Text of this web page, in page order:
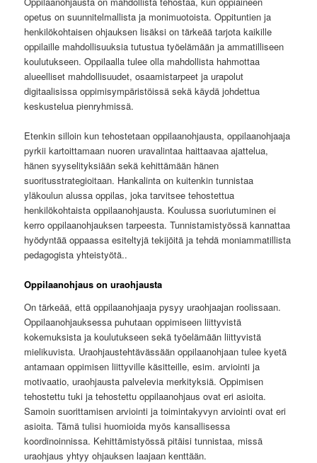
opetus on suunnitelmallista ja monimuotoista. Oppituntien ja
henkilökohtaisen ohjauksen lisäksi on tärkeää tarjota kaikille
oppilaille mahdollisuuksia tutustua työelämään ja ammatilliseen
koulutukseen. Oppilaalla tulee olla mahdollista hahmottaa
alueelliset mahdollisuudet, osaamistarpeet ja urapolut
digitaalisissa oppimisympäristöissä sekä käydä johdettua
keskustelua pienryhmissä.
Etenkin silloin kun tehostetaan oppilaanohjausta, oppilaanohjaaja
pyrkii kartoittamaan nuoren uravalintaa haittaavaa ajattelua,
hänen syyselityksiään sekä kehittämään hänen
suoritusstrategioitaan. Hankalinta on kuitenkin tunnistaa
yläkoulun alussa oppilas, joka tarvitsee tehostettua
henkilökohtaista oppilaanohjausta. Koulussa suoriutuminen ei
kerro oppilaanohjauksen tarpeesta. Tunnistamistyössä kannattaa
hyödyntää oppaassa esiteltyjä tekijöitä ja tehdä moniammatillista
pedagogista yhteistyötä..
Oppilaanohjaus on uraohjausta
On tärkeää, että oppilaanohjaaja pysyy uraohjaajan roolissaan.
Oppilaanohjauksessa puhutaan oppimiseen liittyvistä
kokemuksista ja koulutukseen sekä työelämään liittyvistä
mielikuvista. Uraohjaustehtävässään oppilaanohjaan tulee kyetä
antamaan oppimisen liittyville käsitteille, esim. arviointi ja
motivaatio, uraohjausta palvelevia merkityksiä. Oppimisen
tehostettu tuki ja tehostettu oppilaanohjaus ovat eri asioita.
Samoin suorittamisen arviointi ja toimintakyvyn arviointi ovat eri
asioita. Tämä tulisi huomioida myös kansallisessa
koordinoinnissa. Kehittämistyössä pitäisi tunnistaa, missä
uraohjaus yhtyy ohjauksen laajaan kenttään.